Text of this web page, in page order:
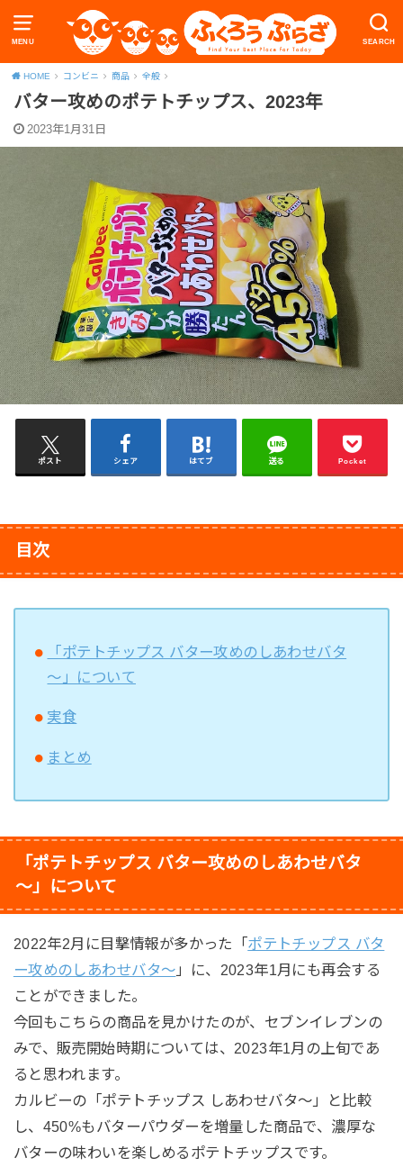
MENU SEARCH
HOME コンビニ 商品 全般
バター攻めのポテトチップス、2023年
2023年1月31日
ポスト シェア はてブ 送る Pocket
目次
「ポテトチップス バター攻めのしあわせバタ
～」について
実食
まとめ
「ポテトチップス バター攻めのしあわせバタ
～」について
2022年2月に目撃情報が多かった「 ポテトチップス バタ
ー攻めのしあわせバタ～ 」に、2023年1月にも再会する
ことができました。
今回もこちらの商品を見かけたのが、セブンイレブンの
みで、販売開始時期については、2023年1月の上旬であ
ると思われます。
カルビーの「ポテトチップス しあわせバタ～」と比較
し、450%もバターパウダーを増量した商品で、濃厚な
バターの味わいを楽しめるポテトチップスです。